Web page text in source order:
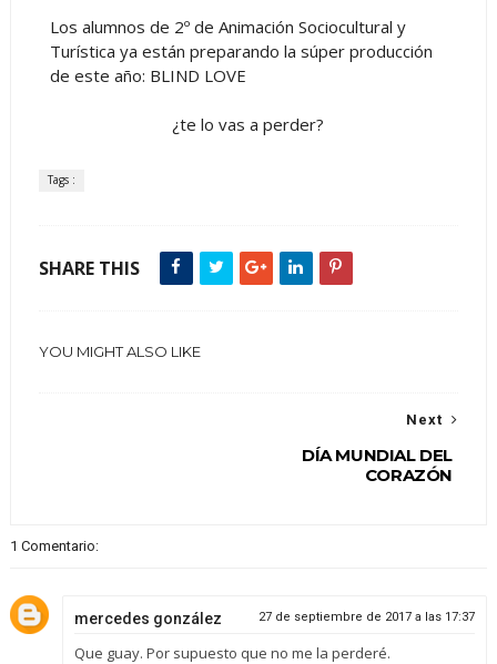
Los alumnos de 2º de Animación Sociocultural y
Turística ya están preparando la súper producción
de este año: BLIND LOVE
¿te lo vas a perder?
Tags :
SHARE THIS
YOU MIGHT ALSO LIKE
Next
DÍA MUNDIAL DEL
CORAZÓN
1 Comentario:
mercedes gonzález 27 de septiembre de 2017 a las 17:37
Que guay. Por supuesto que no me la perderé.